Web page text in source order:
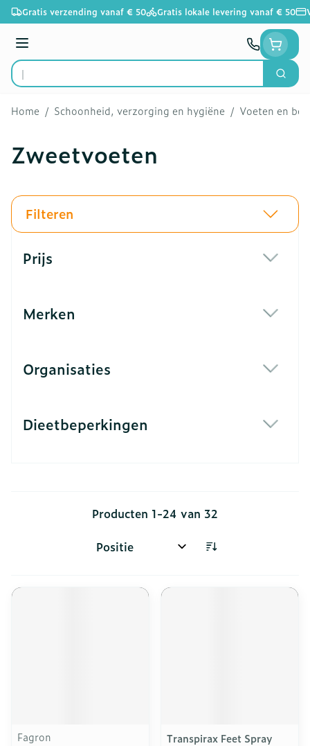
Ga naar de inhoud
Gratis verzending vanaf € 50 Gratis lokale levering vanaf € 50
Menu
Product, merk, categorie...
Zoek
Home / Schoonheid, verzorging en hygiëne / Voeten en
Zweetvoeten
Filteren
Prijs
Merken
Organisaties
Dieetbeperkingen
Producten 1-24 van 32
Sorteer op:
Fagron
Transpirax Feet Spray